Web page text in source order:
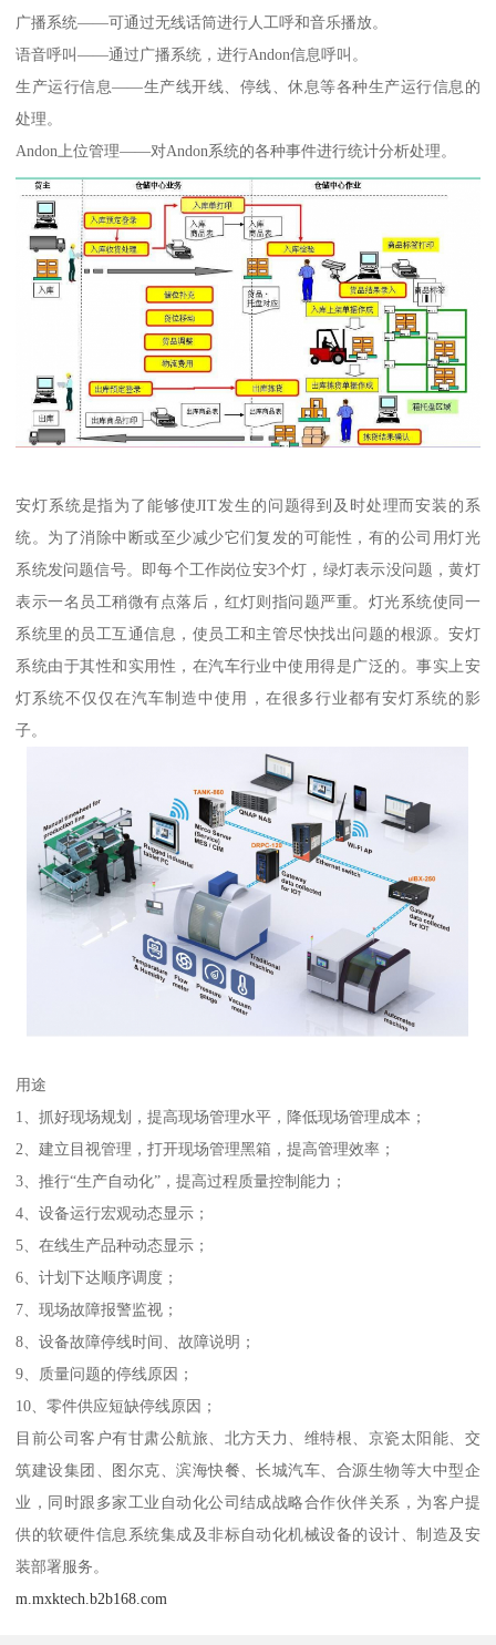
广播系统——可通过无线话筒进行人工呼和音乐播放。
语音呼叫——通过广播系统，进行Andon信息呼叫。
生产运行信息——生产线开线、停线、休息等各种生产运行信息的
处理。
Andon上位管理——对Andon系统的各种事件进行统计分析处理。
安灯系统是指为了能够使JIT发生的问题得到及时处理而安装的系
统。为了消除中断或至少减少它们复发的可能性，有的公司用灯光
系统发问题信号。即每个工作岗位安3个灯，绿灯表示没问题，黄灯
表示一名员工稍微有点落后，红灯则指问题严重。灯光系统使同一
系统里的员工互通信息，使员工和主管尽快找出问题的根源。安灯
系统由于其性和实用性，在汽车行业中使用得是广泛的。事实上安
灯系统不仅仅在汽车制造中使用，在很多行业都有安灯系统的影
子。
用途
1、抓好现场规划，提高现场管理水平，降低现场管理成本；
2、建立目视管理，打开现场管理黑箱，提高管理效率；
3、推行“生产自动化”，提高过程质量控制能力；
4、设备运行宏观动态显示；
5、在线生产品种动态显示；
6、计划下达顺序调度；
7、现场故障报警监视；
8、设备故障停线时间、故障说明；
9、质量问题的停线原因；
10、零件供应短缺停线原因；
目前公司客户有甘肃公航旅、北方天力、维特根、京瓷太阳能、交
筑建设集团、图尔克、滨海快餐、长城汽车、合源生物等大中型企
业，同时跟多家工业自动化公司结成战略合作伙伴关系，为客户提
供的软硬件信息系统集成及非标自动化机械设备的设计、制造及安
装部署服务。
m.mxktech.b2b168.com